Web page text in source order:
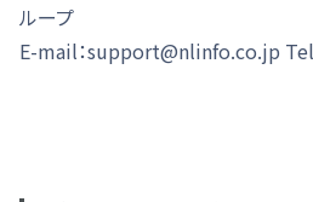
ループ
E-mail：support@nlinfo.co.jp